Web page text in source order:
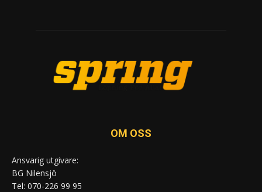
OM OSS
Ansvarig utgivare:
BG Nilensjö
Tel: 070-226 99 95